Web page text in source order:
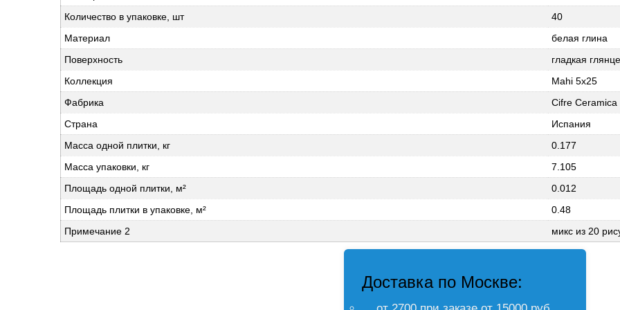
Количество в упаковке, шт
40
Материал
белая глина
Поверхность
гладкая
Коллекция
Mahi 5x25
Фабрика
Cifre Ceramica
Страна
Испания
Масса одной плитки, кг
0.177
Масса упаковки, кг
7.105
Площадь одной плитки, м²
0.012
Площадь плитки в упаковке, м²
0.48
Примечание 2
микс из 20
Доставка по Москве: